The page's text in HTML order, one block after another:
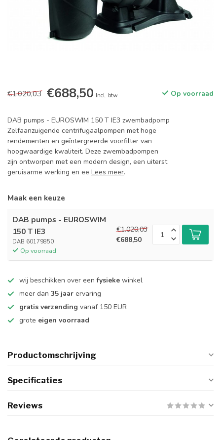
€1.020,03 €688,50 Incl. btw Op voorraad
DAB pumps - EUROSWIM 150 T IE3 zwembadpomp
Zelfaanzuigende centrifugaalpompen met hoge
rendementen en geïntergreerde voorfilter van
hoogwaardige kwaliteit. Deze zwembadpompen
zijn ontworpen met een modern design, een uiterst
geruisarme werking en ee Lees meer.
Maak een keuze
DAB pumps - EUROSWIM
150 T IE3
DAB 60179850
Op voorraad
€1.020,03
€688,50
wij beschikken over eenfysieke winkel
meer dan 35 jaar ervaring
gratis verzending vanaf 150 EUR
grote eigen voorraad
Productomschrijving
Specificaties
Reviews